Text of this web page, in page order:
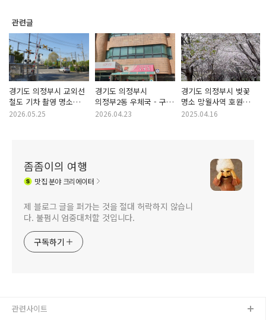
관련글
경기도 의정부시 교외선
철도 기차 촬영 명소
군단 앞 건널목 -
2026.05.25
경기도 의정부시
의정부2동 우체국 - 구글
Gemini 할루시네이션과
2026.04.23
경기도 의정부시 벚꽃
명소 망월사역 호원
벚꽃길 2025년 벚꽃
2025.04.16
좀좀이의 여행
맛집분야 크리에이터
제 블로그 글을 퍼가는 것을 절대 허락하지 않습니
다. 불펌시 엄중대처할 것입니다.
구독하기
관련사이트